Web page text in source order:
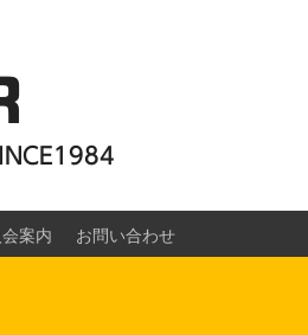
会案内 お問い合わせ